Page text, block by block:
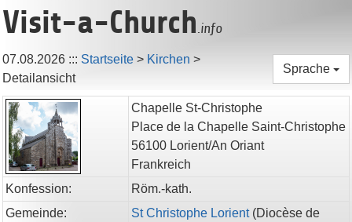
Visit-a-Church.info
07.08.2026 ::: Startseite > Kirchen >
Detailansicht
Sprache
Chapelle St-Christophe
Place de la Chapelle Saint-Christophe
56100 Lorient/An Oriant
Frankreich
Konfession:
Röm.-kath.
Gemeinde:
St Christophe Lorient (Diocèse de